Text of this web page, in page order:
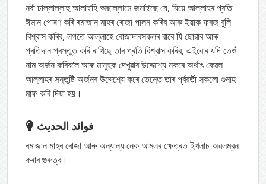
নবী চাল্লাল্লাহু আলাইহি অছাল্লামে জনাইছে যে, যিয়ে আল্লাহৰ প্ৰতি
ঈমান পোষণ কৰি ৰমাজান মাহৰ ৰোজা পালন কৰিব আৰু ইয়াক ফৰজ বুলি
বিশ্বাস কৰিব, লগতে আল্লাহে ৰোজাদাৰসকলৰ বাবে যি ছোৱাব আৰু
প্ৰতিদান প্ৰস্তুত কৰি ৰাখিছে তাৰ প্ৰতি বিশ্বাস কৰিব, এইবোৰ যদি তেওঁ
নাম অৰ্জন কৰিবলৈ আৰু মানুহক দেখুৱাৰ উদ্দেশ্যে নকৰে অৰ্থাৎ কেৱল
আল্লাহৰ সন্তুষ্টি অৰ্জনৰ উদ্দেশ্যে কৰে তেন্তে তাৰ পূৰ্বৱৰ্তী সকলো গুনাহ
মাফ কৰি দিয়া হয়।
فوائد الحديث
ৰমাজান মাহৰ ৰোজা আৰু অন্যান্য নেক আমলৰ ক্ষেত্ৰত ইখলাচ অৱলম্বন
কৰাৰ গুৰুত্ব।